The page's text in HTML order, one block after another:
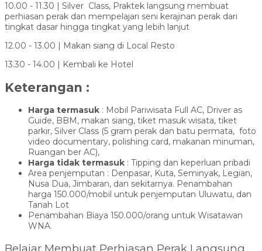
10.00 - 11.30 | Silver Class, Praktek langsung membuat
perhiasan perak dan mempelajari seni kerajinan perak dari
tingkat dasar hingga tingkat yang lebih lanjut
12.00 - 13.00 |
Makan siang di Local Resto
13.30 - 14.00 | Kembali ke Hotel
Keterangan :
Harga termasuk : Mobil Pariwisata Full AC, Driver as
Guide, BBM, makan siang, tiket masuk wisata, tiket
parkir, Silver Class (5 gram perak dan batu permata, foto
video documentary, polishing card, makanan minuman,
Ruangan ber AC),
Harga tidak termasuk : Tipping dan keperluan pribadi
Area penjemputan : Denpasar, Kuta, Seminyak, Legian,
Nusa Dua, Jimbaran, dan sekitarnya. Penambahan
harga 150.000/mobil untuk penjemputan Uluwatu, dan
Tanah Lot
Penambahan Biaya 150.000/orang untuk Wisatawan
WNA.